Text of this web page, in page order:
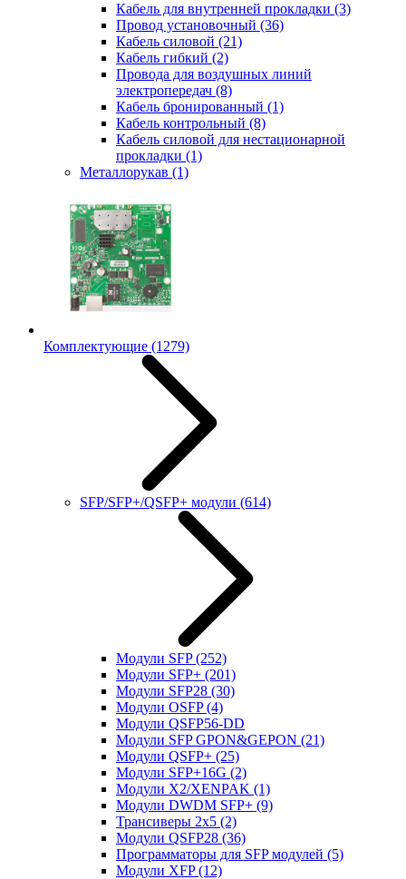
Кабель для внутренней прокладки (3)
Провод установочный (36)
Кабель силовой (21)
Кабель гибкий (2)
Провода для воздушных линий
электропередач (8)
Кабель бронированный (1)
Кабель контрольный (8)
Кабель силовой для нестационарной
прокладки (1)
Металлорукав (1)
Комплектующие (1279)
SFP/SFP+/QSFP+ модули (614)
Модули SFP(252)
Модули SFP+ (201)
Модули SFP28 (30)
Модули OSFP(4)
Модули QSFP56-DD
Модули SFP GPON&GEPON (21)
Модули QSFP+ (25)
Модули SFP+16G (2)
Модули X2/XENPAK (1)
Модули DWDM SFP+ (9)
Трансиверы 2x5 (2)
Модули QSFP28 (36)
Программаторы для SFP модулей (5)
Модули XFP(12)